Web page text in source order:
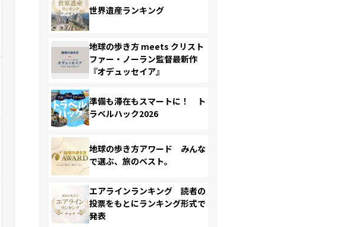
世界遺産ランキング
地球の歩き方 meets クリスト
ファー・ノーラン監督最新作
『オデュッセイア』
準備も滞在もスマートに！ ト
ラベルハック2026
地球の歩き方アワード みんな
で選ぶ、旅のベスト。
エアラインランキング 読者の
投票をもとにランキング形式で
発表